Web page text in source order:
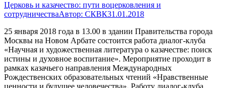
Церковь и казачество: пути воцерковления и
сотрудничестваАвтор: СКВК31.01.2018
25 января 2018 года в 13.00 в здании Правительства города
Москвы на Новом Арбате состоится работа диалог-клуба
«Научная и художественная литература о казачестве: поиск
истины и духовное воспитание». Мероприятие проходит в
рамках казачьего направления Международных
Рождественских образовательных чтений «Нравственные
ценности и будущее человечества». Работу диалог-клуба